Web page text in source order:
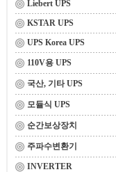
Liebert UPS
KSTAR UPS
UPS Korea UPS
110V용 UPS
국산, 기타 UPS
모듈식 UPS
순간보상장치
주파수변환기
INVERTER